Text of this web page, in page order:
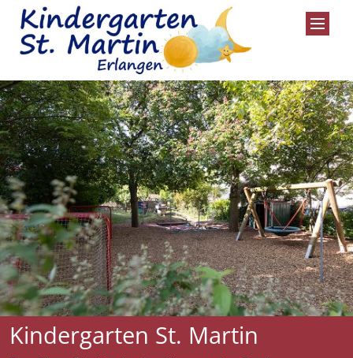
Zum Inhalt springen
Kindergarten St. Martin